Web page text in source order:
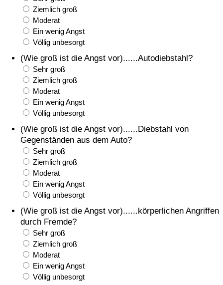
Ziemlich groß
Moderat
Ein wenig Angst
Völlig unbesorgt
(Wie groß ist die Angst vor)......Autodiebstahl?
Sehr groß
Ziemlich groß
Moderat
Ein wenig Angst
Völlig unbesorgt
(Wie groß ist die Angst vor)......Diebstahl von
Gegenständen aus dem Auto?
Sehr groß
Ziemlich groß
Moderat
Ein wenig Angst
Völlig unbesorgt
(Wie groß ist die Angst vor)......körperlichen Angriffen
durch Fremde?
Sehr groß
Ziemlich groß
Moderat
Ein wenig Angst
Völlig unbesorgt
Verkehrs-Index nach Land